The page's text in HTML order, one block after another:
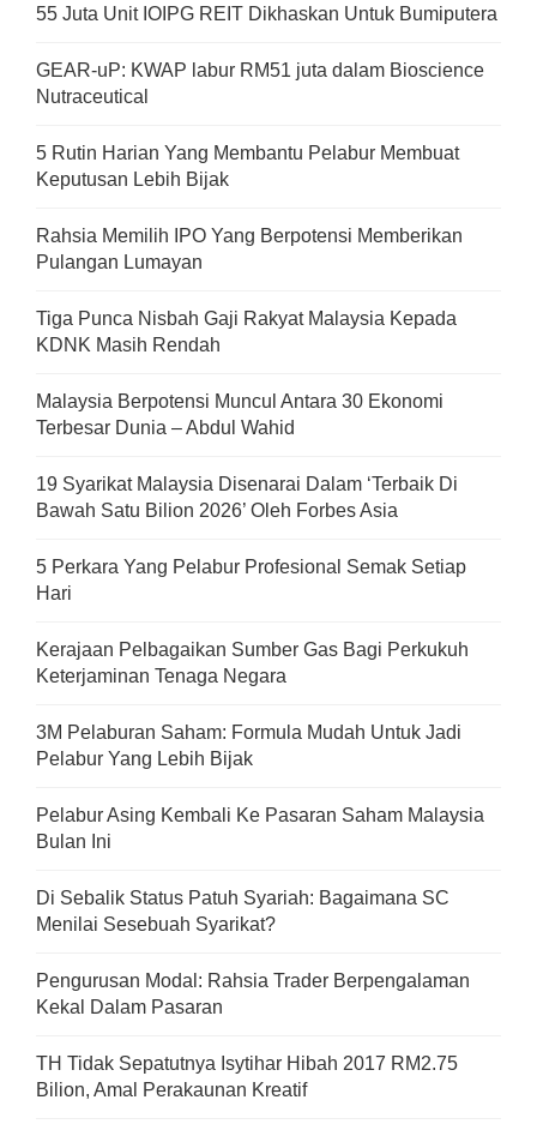
55 Juta Unit IOIPG REIT Dikhaskan Untuk Bumiputera
GEAR-uP: KWAP labur RM51 juta dalam Bioscience
Nutraceutical
5 Rutin Harian Yang Membantu Pelabur Membuat
Keputusan Lebih Bijak
Rahsia Memilih IPO Yang Berpotensi Memberikan
Pulangan Lumayan
Tiga Punca Nisbah Gaji Rakyat Malaysia Kepada
KDNK Masih Rendah
Malaysia Berpotensi Muncul Antara 30 Ekonomi
Terbesar Dunia – Abdul Wahid
19 Syarikat Malaysia Disenarai Dalam ‘Terbaik Di
Bawah Satu Bilion 2026’ Oleh Forbes Asia
5 Perkara Yang Pelabur Profesional Semak Setiap
Hari
Kerajaan Pelbagaikan Sumber Gas Bagi Perkukuh
Keterjaminan Tenaga Negara
3M Pelaburan Saham: Formula Mudah Untuk Jadi
Pelabur Yang Lebih Bijak
Pelabur Asing Kembali Ke Pasaran Saham Malaysia
Bulan Ini
Di Sebalik Status Patuh Syariah: Bagaimana SC
Menilai Sesebuah Syarikat?
Pengurusan Modal: Rahsia Trader Berpengalaman
Kekal Dalam Pasaran
TH Tidak Sepatutnya Isytihar Hibah 2017 RM2.75
Bilion, Amal Perakaunan Kreatif